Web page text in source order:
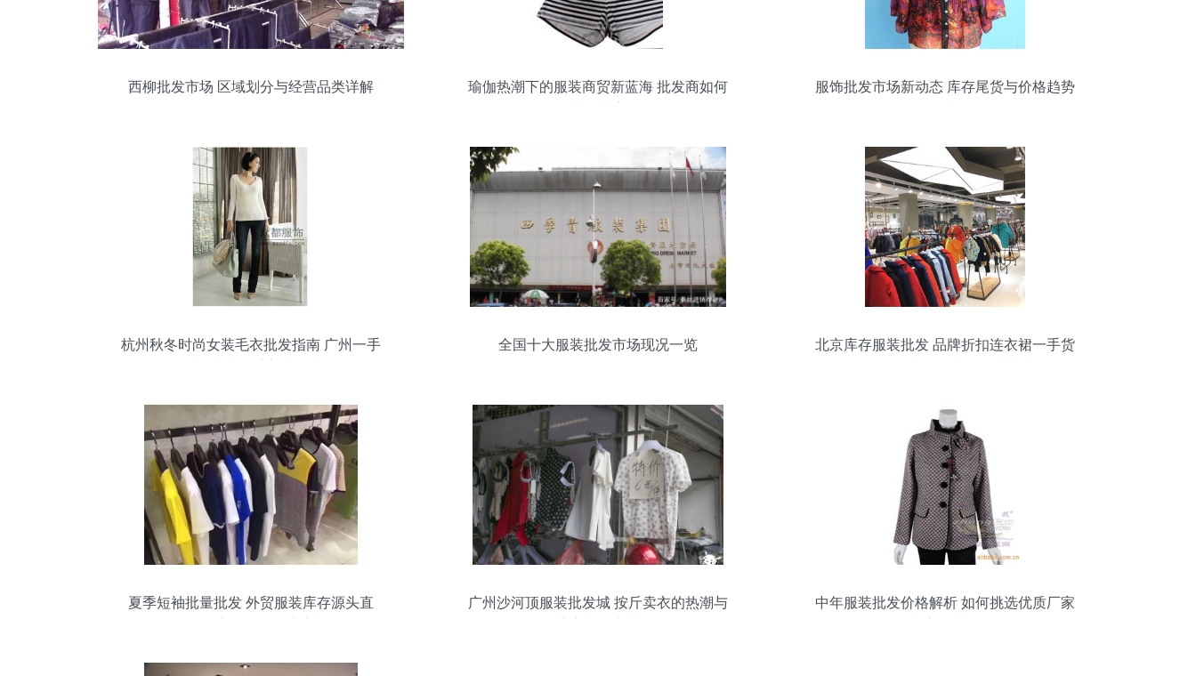
西柳批发市场 区域划分与经营品类详解
瑜伽热潮下的服装商贸新蓝海 批发商如何
服饰批发市场新动态 库存尾货与价格趋势
杭州秋冬时尚女装毛衣批发指南 广州一手
全国十大服装批发市场现况一览
北京库存服装批发 品牌折扣连衣裙一手货
夏季短袖批量批发 外贸服装库存源头直
广州沙河顶服装批发城 按斤卖衣的热潮与
中年服装批发价格解析 如何挑选优质厂家